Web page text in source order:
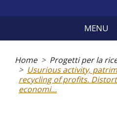
MENU
pane
Home
Progetti per la
Usurious activity,
recycling of profits.
economi...